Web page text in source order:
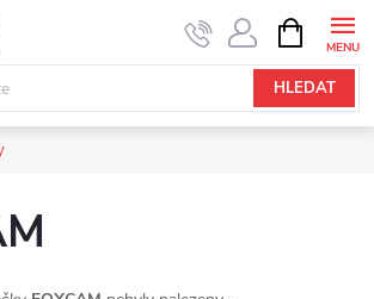
HLEDAT
NÁKUPNÍ
KOŠÍK